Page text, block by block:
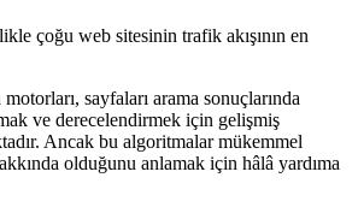
çoğu web sitesinin trafik akışının en
sayfaları arama sonuçlarında
ve derecelendirmek için gelişmiş
Ancak bu algoritmalar mükemmel
olduğunu anlamak için hâlâ yardıma